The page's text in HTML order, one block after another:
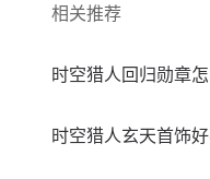
相关推荐
时空猎人回归勋章
时空猎人玄天首饰